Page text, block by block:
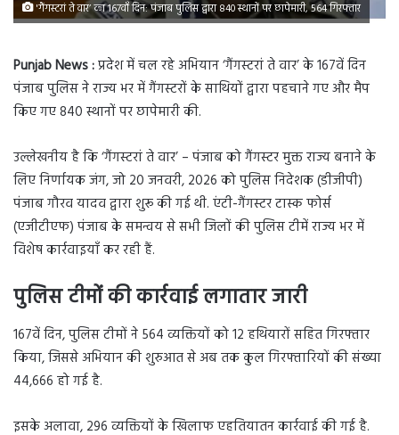
'गैंगस्टरां ते वार’ का 167वाँ दिन: पंजाब पुलिस द्वारा 840 स्थानों पर छापेमारी, 564 गिरफ्तार
Punjab News :प्रदेश में चल रहे अभियान ‘गैंगस्टरां ते वार’ के 167वें दिन
पंजाब पुलिस ने राज्य भर में गैंगस्टरों के साथियों द्वारा पहचाने गए और मैप
किए गए 840 स्थानों पर छापेमारी की.
उल्लेखनीय है कि ‘गैंगस्टरां ते वार’ – पंजाब को गैंगस्टर मुक्त राज्य बनाने के
लिए निर्णायक जंग, जो 20 जनवरी, 2026 को पुलिस निदेशक (डीजीपी)
पंजाब गौरव यादव द्वारा शुरू की गई थी. एंटी-गैंगस्टर टास्क फोर्स
(एजीटीएफ) पंजाब के समन्वय से सभी जिलों की पुलिस टीमें राज्य भर में
विशेष कार्रवाइयाँ कर रही हैं.
पुलिस टीमों की कार्रवाई लगातार जारी
167वें दिन, पुलिस टीमों ने 564 व्यक्तियों को 12 हथियारों सहित गिरफ्तार
किया, जिससे अभियान की शुरुआत से अब तक कुल गिरफ्तारियों की संख्या
44,666 हो गई है.
इसके अलावा, 296 व्यक्तियों के खिलाफ एहतियातन कार्रवाई की गई है.